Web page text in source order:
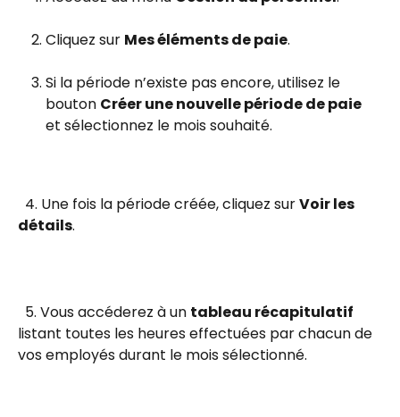
Cliquez sur Mes éléments de paie.
Si la période n’existe pas encore, utilisez le
bouton Créer une nouvelle période de paie
et sélectionnez le mois souhaité.
  4. Une fois la période créée, cliquez sur
Voir les
détails.
  5. Vous accéderez à un
tableau récapitulatif
listant toutes les heures effectuées par chacun de
vos employés durant le mois sélectionné.